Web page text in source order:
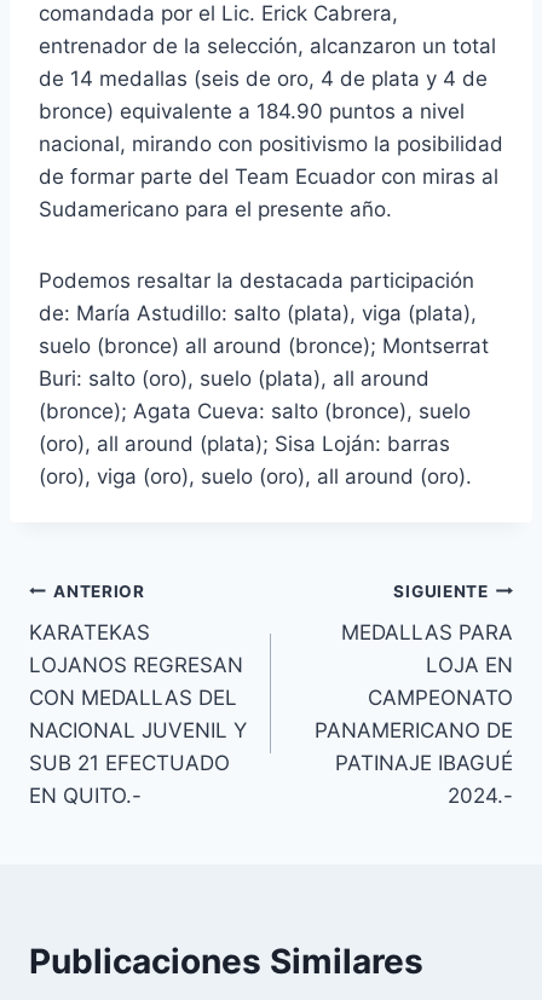
comandada por el Lic. Erick Cabrera,
entrenador de la selección, alcanzaron un total
de 14 medallas (seis de oro, 4 de plata y 4 de
bronce) equivalente a 184.90 puntos a nivel
nacional, mirando con positivismo la posibilidad
de formar parte del Team Ecuador con miras al
Sudamericano para el presente año.
Podemos resaltar la destacada participación
de: María Astudillo: salto (plata), viga (plata),
suelo (bronce) all around (bronce); Montserrat
Buri: salto (oro), suelo (plata), all around
(bronce); Agata Cueva: salto (bronce), suelo
(oro), all around (plata); Sisa Loján: barras
(oro), viga (oro), suelo (oro), all around (oro).
ANTERIOR
KARATEKAS
LOJANOS REGRESAN
CON MEDALLAS DEL
NACIONAL JUVENIL Y
SUB 21 EFECTUADO
EN QUITO.-
SIGUIENTE
MEDALLAS PARA
LOJA EN
CAMPEONATO
PANAMERICANO DE
PATINAJE IBAGUÉ
2024.-
Publicaciones Similares